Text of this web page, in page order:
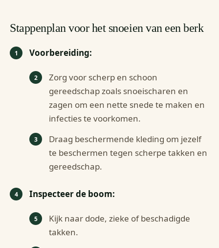
Stappenplan voor het snoeien van een berk
Voorbereiding:
Zorg voor scherp en schoon
gereedschap zoals snoeischaren en
zagen om een nette snede te maken en
infecties te voorkomen.
Draag beschermende kleding om jezelf
te beschermen tegen scherpe takken en
gereedschap.
Inspecteer de boom:
Kijk naar dode, zieke of beschadigde
takken.